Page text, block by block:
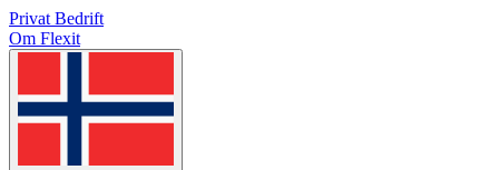
Privat Bedrift
Om Flexit